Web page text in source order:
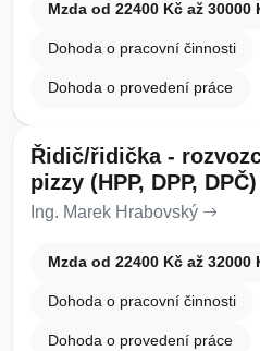
Mzda od 22400 Kč až 30000
Dohoda o pracovní činnosti
Dohoda o provedení práce
Řidič/řidička -
pizzy (HPP, DPP, DPČ)
Ing. Marek Hrabovský
Mzda od 22400 Kč až 32000
Dohoda o pracovní činnosti
Dohoda o provedení práce